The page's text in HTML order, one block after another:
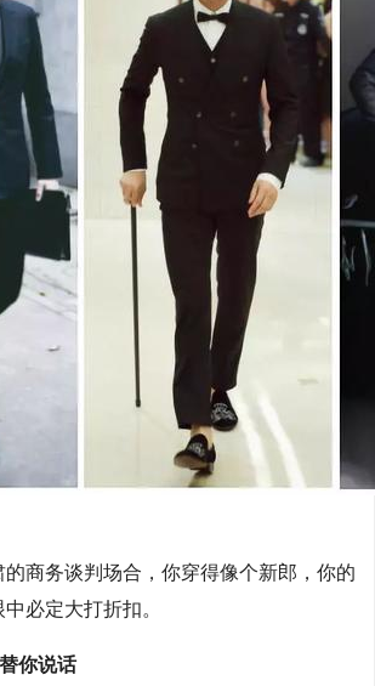
商务谈判场合，你穿得像个新郎，你的
必定大打折扣。
你说话